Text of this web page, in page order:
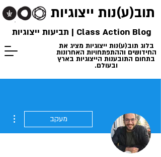
תוב(ע)נות ייצוגיות
בלוג תוב(ע)נות ייצוגיות מציג את
החידושים וההתפתחויות האחרונות
בתחום התובענות הייצוגיות בארץ
ובעולם.
Class Action Blog | תביעות ייצוגיות
מעקב